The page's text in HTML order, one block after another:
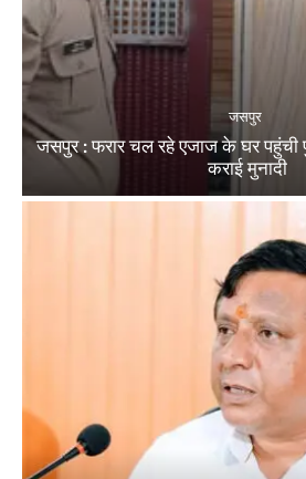
जसपुर
जसपुर : फरार चल रहे एजाज के घर पहुंची
कराई मुनादी